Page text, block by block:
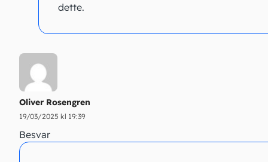
dette.
Oliver Rosengren
19/03/2025 kl 19:39
Besvar